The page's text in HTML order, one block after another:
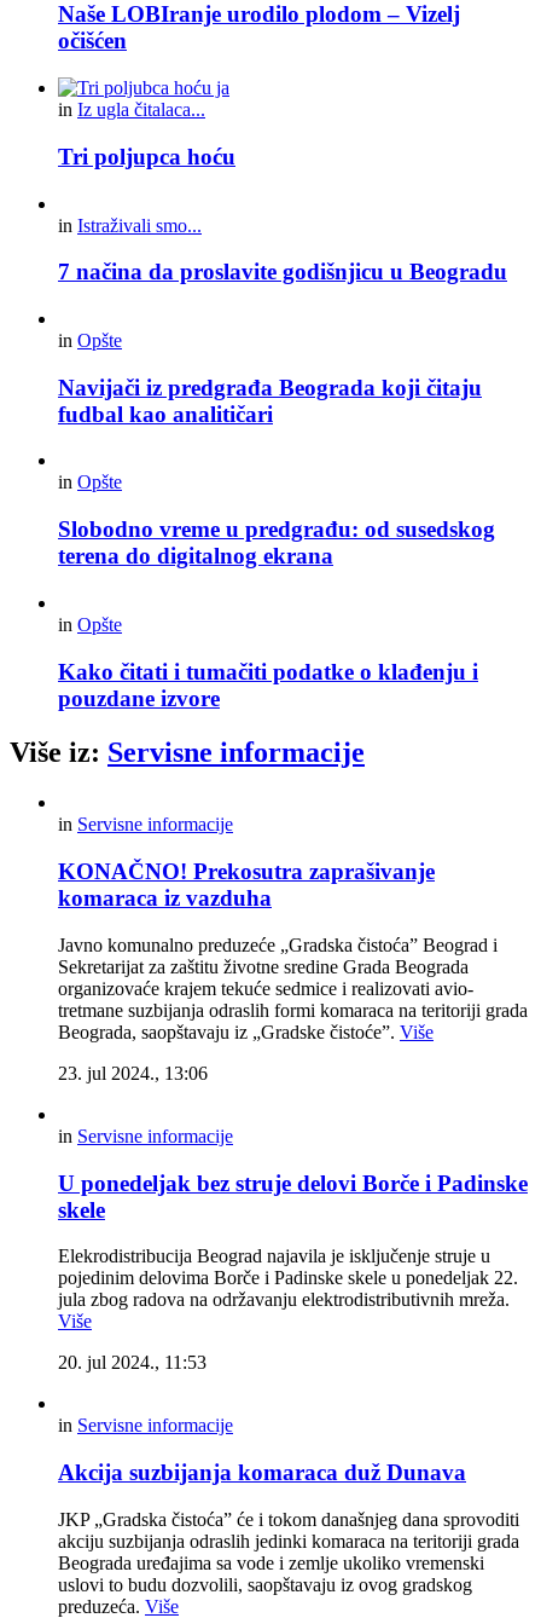
Naše LOBIranje urodilo plodom – Vizelj
očišćen
in Iz ugla čitalaca...
Tri poljupca hoću
in Istraživali smo...
7 načina da proslavite godišnjicu u Beogradu
in Opšte
Navijači iz predgrađa Beograda koji čitaju
fudbal kao analitičari
in Opšte
Slobodno vreme u predgrađu: od susedskog
terena do digitalnog ekrana
in Opšte
Kako čitati i tumačiti podatke o klađenju i
pouzdane izvore
Više iz: Servisne informacije
in Servisne informacije
KONAČNO! Prekosutra zaprašivanje
komaraca iz vazduha
Javno komunalno preduzeće „Gradska čistoća” Beograd i
Sekretarijat za zaštitu životne sredine Grada Beograda
organizovaće krajem tekuće sedmice i realizovati avio-
tretmane suzbijanja odraslih formi komaraca na teritoriji grada
Beograda, saopštavaju iz „Gradske čistoće”. Više
23. jul 2024., 13:06
in Servisne informacije
U ponedeljak bez struje delovi Borče i Padinske
skele
Elekrodistribucija Beograd najavila je isključenje struje u
pojedinim delovima Borče i Padinske skele u ponedeljak 22.
jula zbog radova na održavanju elektrodistributivnih mreža.
Više
20. jul 2024., 11:53
in Servisne informacije
Akcija suzbijanja komaraca duž Dunava
JKP „Gradska čistoća” će i tokom današnjeg dana sprovoditi
akciju suzbijanja odraslih jedinki komaraca na teritoriji grada
Beograda uređajima sa vode i zemlje ukoliko vremenski
uslovi to budu dozvolili, saopštavaju iz ovog gradskog
preduzeća. Više